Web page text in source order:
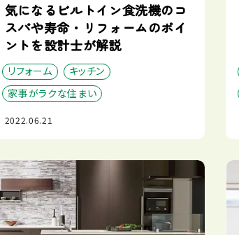
気になるビルトイン食洗機のコ
スパや寿命・リフォームのポイ
ントを設計士が解説
リフォーム
キッチン
家事がラクな住まい
2022.06.21